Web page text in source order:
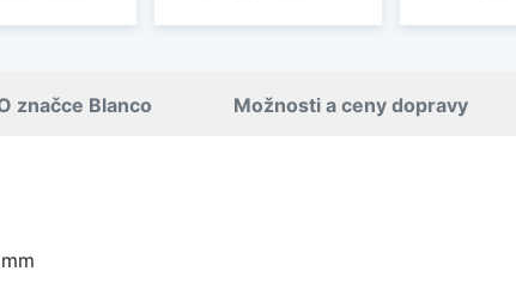
značce Blanco Možnosti a ceny dopravy